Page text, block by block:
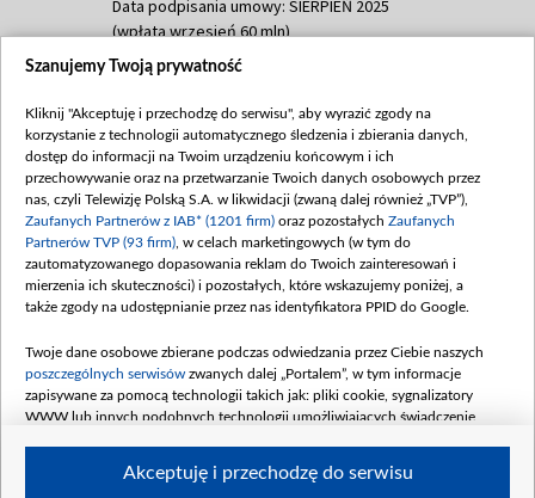
Data podpisania umowy: SIERPIEŃ 2025
(wpłata wrzesień 60 mln)
Dofinansowanie 635 783 051,21 PLN
(wpłata wrzesień 100 mln, październik 350
mln, listopad 265 mln)
Dofinansowanie 48 862 000,00 PLN
Data podpisania umowy: GRUDZIEŃ 2025
(wpłata grudzień 60,548 mln)
Dofinansowanie 900 000 000,00 PLN
Data podpisania umowy: LUTY 2026 (wpłata
kwiecień 180 mln, 7 maja 180 mln, 8
czerwca 90 mln)
Dofinansowanie 250 000 000,00 PLN
4 sierpnia 250 mln
Szanujemy Twoją prywatność
Kliknij "Akceptuję i przechodzę do serwisu", aby wyrazić zgody na
korzystanie z technologii automatycznego śledzenia i zbierania danych,
dostęp do informacji na Twoim urządzeniu końcowym i ich
przechowywanie oraz na przetwarzanie Twoich danych osobowych przez
nas, czyli Telewizję Polską S.A. w likwidacji (zwaną dalej również „TVP”),
Zaufanych Partnerów z IAB* (1201 firm) oraz pozostałych Zaufanych
Partnerów TVP (93 firm) , w celach marketingowych (w tym do
zautomatyzowanego dopasowania reklam do Twoich zainteresowań i
mierzenia ich skuteczności) i pozostałych, które wskazujemy poniżej, a
także zgody na udostępnianie przez nas identyfikatora PPID do Google.
Twoje dane osobowe zbierane podczas odwiedzania przez Ciebie naszych
poszczególnych serwisów zwanych dalej „Portalem”, w tym informacje
zapisywane za pomocą technologii takich jak: pliki cookie, sygnalizatory
WWW lub innych podobnych technologii umożliwiających świadczenie
Akceptuję i przechodzę do serwisu